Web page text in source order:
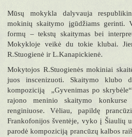
Mūsų mokykla dalyvauja
mokinių skaitymo įgūdžiams gerinti.
formų – tekstų skaitymas bei
Mokykloje veikė du tokie klubai.
R.Stuogienė ir L.Kanapickienė.
Mokytojos R.Stuogienės mokiniai
juos inscenizuoti. Skaitymo klubo
kompoziciją „Gyvenimas po
rajono meninio skaitymo
renginiuose. Vėliau, papildę
Frankofonijos šventėje, vyko į Šiaulių
parodė kompoziciją prancūzų kalbos